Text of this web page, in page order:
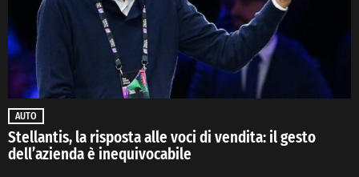
AUTO
Stellantis, la risposta alle voci di vendita: il gesto
dell’azienda è inequivocabile